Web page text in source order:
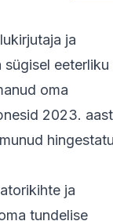
ja
eeterliku
oma
2023.
ja
tundelise